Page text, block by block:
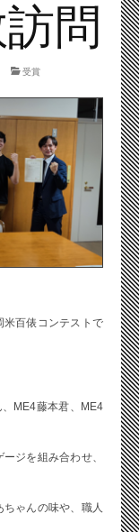
問
受賞
米百俵コンテストで
ME4藤本君、ME4
ジを組み合わせ、
ゃんの味や、職人